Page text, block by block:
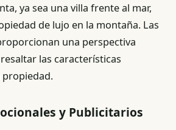
ya sea una villa frente al mar,
de lujo en la montaña. Las
una perspectiva
las características
propiedad.
y Publicitarios